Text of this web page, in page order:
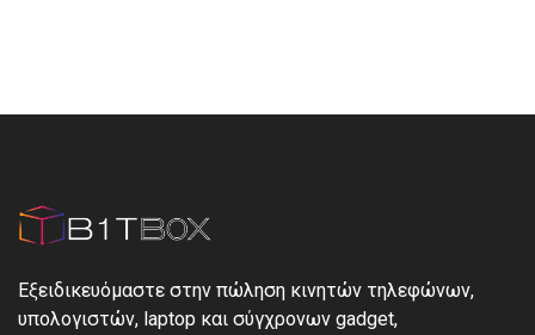
Εξειδικευόμαστε στην πώληση κινητών τηλεφώνων,
υπολογιστών, laptop και σύγχρονων gadget,